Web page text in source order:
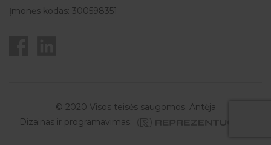
Įmonės kodas: 300598351
© 2020 Visos teisės saugomos. Antėja
Dizainas ir programavimas: